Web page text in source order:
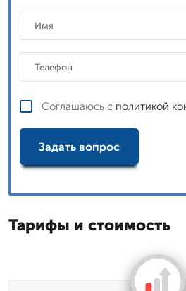
Соглашаюсь с политикой
Задать вопрос
Тарифы и стоимость